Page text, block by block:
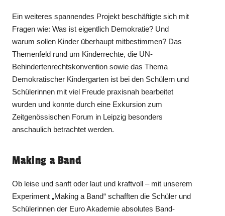
Ein weiteres spannendes Projekt beschäftigte sich mit
Fragen wie: Was ist eigentlich Demokratie? Und
warum sollen Kinder überhaupt mitbestimmen? Das
Themenfeld rund um Kinderrechte, die UN-
Behindertenrechtskonvention sowie das Thema
Demokratischer Kindergarten ist bei den Schülern und
Schülerinnen mit viel Freude praxisnah bearbeitet
wurden und konnte durch eine Exkursion zum
Zeitgenössischen Forum in Leipzig besonders
anschaulich betrachtet werden.
Making a Band
Ob leise und sanft oder laut und kraftvoll – mit unserem
Experiment „Making a Band“ schafften die Schüler und
Schülerinnen der Euro Akademie absolutes Band-